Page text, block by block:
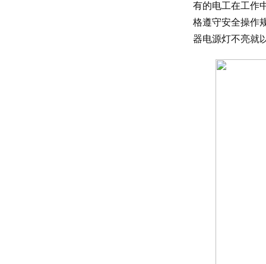
有的电工在工作
格遵守安全操作
器电源灯不亮就